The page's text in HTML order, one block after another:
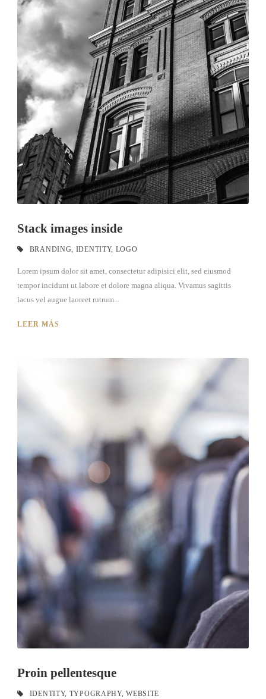
Stack images inside
BRANDING, IDENTITY, LOGO
Lorem ipsum dolor sit amet, consectetur adipisici elit, sed eiusmod
tempor incidunt ut labore et dolore magna aliqua. Vivamus sagittis
lacus vel augue laoreet rutrum...
LEER MÁS
Proin pellentesque
IDENTITY, TYPOGRAPHY, WEBSITE